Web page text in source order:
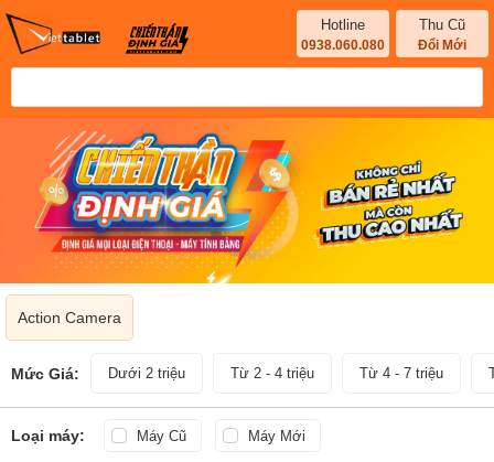
Hotline
0938.060.080
Thu Cũ
Đổi Mới
Action Camera
Mức Giá: Dưới 2 triệu Từ 2 - 4 triệu Từ 4 - 7 triệu
Loại máy: Máy Cũ Máy Mới